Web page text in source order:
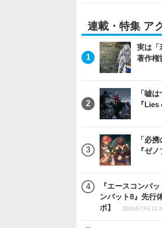
連載・特集 ア
実は「
著作権
「嘘
『
「必
『ゼ
『エースコンバ
ンバット8』先行
ポ】
2026.8.7 Fri